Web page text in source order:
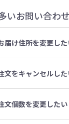
いお問い合わ
届け住所を変更し
文をキャンセルし
文個数を変更したい